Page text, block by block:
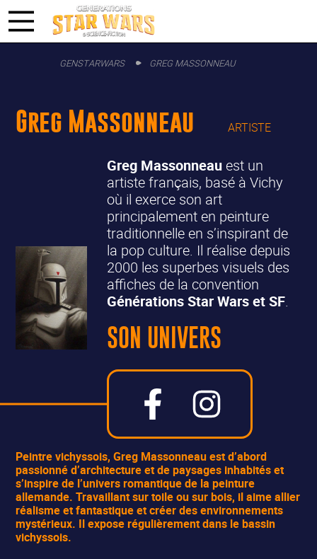
GENSTARWARS GREG MASSONNEAU
Greg Massonneau ARTISTE
Greg Massonneauest un
artiste français, basé à Vichy
où il exerce son art
principalement en peinture
traditionnelle en s’inspirant de
la pop culture. Il réalise depuis
2000 les superbes visuels des
affiches de la convention
Générations Star Wars et SF.
SON UNIVERS
Peintre vichyssois,Greg Massonneauest d’abord
passionné d’architecture et de paysages inhabités et
s’inspire de l’univers romantique de la peinture
allemande. Travaillant sur toile ou sur bois, il aime allier
réalisme et fantastique et créer des environnements
mystérieux. Il expose régulièrement dans le bassin
vichyssois.